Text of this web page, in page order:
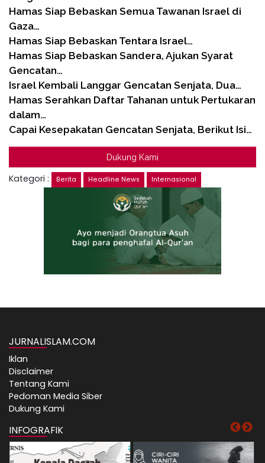
Hamas Siap Bebaskan Semua Tawanan Israel di
Gaza…
Hamas Siap Bebaskan Tentara Israel…
Hamas Siap Bebaskan Sandera, Ajukan Syarat
Gencatan…
Israel Kembali Langgar Gencatan Senjata, Dua…
Hamas Serahkan Daftar Tahanan untuk Pertukaran
dalam…
Capai Kesepakatan Gencatan Senjata, Berikut Isi…
Dukung Kami
Kategori : Berita Headline News Internasional
JURNALISLAM.COM
Iklan
Disclaimer
Tentang Kami
Pedoman Media Siber
Dukung Kami
INFOGRAFIK